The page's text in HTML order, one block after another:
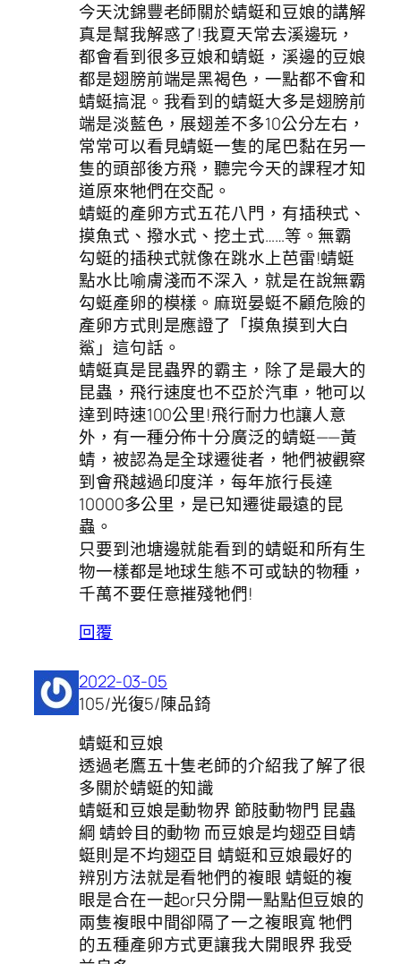
今天沈錦豐老師關於蜻蜓和豆娘的講解
真是幫我解惑了!我夏天常去溪邊玩，
都會看到很多豆娘和蜻蜓，溪邊的豆娘
都是翅膀前端是黑褐色，一點都不會和
蜻蜓搞混。我看到的蜻蜓大多是翅膀前
端是淡藍色，展翅差不多10公分左右，
常常可以看見蜻蜓一隻的尾巴黏在另一
隻的頭部後方飛，聽完今天的課程才知
道原來牠們在交配。
蜻蜓的產卵方式五花八門，有插秧式、
摸魚式、撥水式、挖土式……等。無霸
勾蜓的插秧式就像在跳水上芭雷!蜻蜓
點水比喻膚淺而不深入，就是在說無霸
勾蜓產卵的模樣。麻斑晏蜓不顧危險的
產卵方式則是應證了「摸魚摸到大白
鯊」這句話。
蜻蜓真是昆蟲界的霸主，除了是最大的
昆蟲，飛行速度也不亞於汽車，牠可以
達到時速100公里!飛行耐力也讓人意
外，有一種分佈十分廣泛的蜻蜓——黃
蜻，被認為是全球遷徙者，牠們被觀察
到會飛越過印度洋，每年旅行長達
10000多公里，是已知遷徙最遠的昆
蟲。
只要到池塘邊就能看到的蜻蜓和所有生
物一樣都是地球生態不可或缺的物種，
千萬不要任意摧殘牠們!
回覆
2022-03-05
105/光復5/陳品錡
蜻蜓和豆娘
透過老鷹五十隻老師的介紹我了解了很
多關於蜻蜓的知識
蜻蜓和豆娘是動物界 節肢動物門 昆蟲
綱 蜻蛉目的動物 而豆娘是均翅亞目蜻
蜓則是不均翅亞目 蜻蜓和豆娘最好的
辨別方法就是看牠們的複眼 蜻蜓的複
眼是合在一起or只分開一點點但豆娘的
兩隻複眼中間卻隔了一之複眼寬 牠們
的五種產卵方式更讓我大開眼界 我受